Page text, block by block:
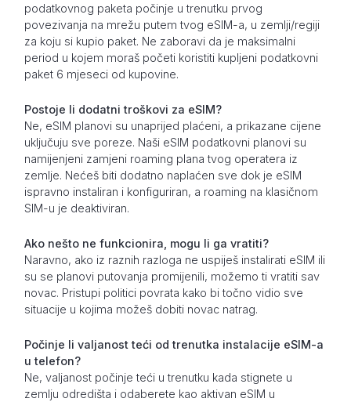
podatkovnog paketa počinje u trenutku prvog
povezivanja na mrežu putem tvog eSIM-a, u zemlji/regiji
za koju si kupio paket. Ne zaboravi da je maksimalni
period u kojem moraš početi koristiti kupljeni podatkovni
paket 6 mjeseci od kupovine.
Postoje li dodatni troškovi za eSIM?
Ne, eSIM planovi su unaprijed plaćeni, a prikazane cijene
uključuju sve poreze. Naši eSIM podatkovni planovi su
namijenjeni zamjeni roaming plana tvog operatera iz
zemlje. Nećeš biti dodatno naplaćen sve dok je eSIM
ispravno instaliran i konfiguriran, a roaming na klasičnom
SIM-u je deaktiviran.
Ako nešto ne funkcionira, mogu li ga vratiti?
Naravno, ako iz raznih razloga ne uspiješ instalirati eSIM ili
su se planovi putovanja promijenili, možemo ti vratiti sav
novac. Pristupi politici povrata kako bi točno vidio sve
situacije u kojima možeš dobiti novac natrag.
Počinje li valjanost teći od trenutka instalacije eSIM-a
u telefon?
Ne, valjanost počinje teći u trenutku kada stignete u
zemlju odredišta i odaberete kao aktivan eSIM u